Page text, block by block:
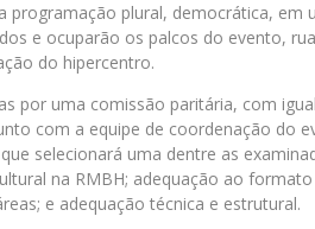
programação plural, democrática, em
e ocuparão os palcos do evento,
do hipercentro.
por uma comissão paritária, com
com a equipe de coordenação do
selecionará uma dentre as
na RMBH; adequação ao
e adequação técnica e estrutural.